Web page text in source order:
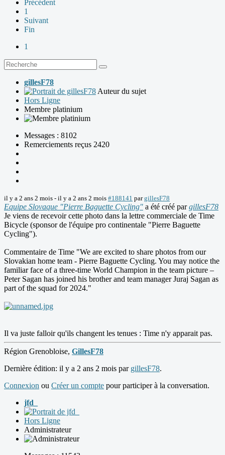
Précédent
1
Suivant
Fin
1
gillesF78
Auteur du sujet
Hors Ligne
Membre platinium
Messages : 8102
Remerciements reçus 2420
il y a 2 ans 2 mois - il y a 2 ans 2 mois #188141 pargillesF78
Equipe Slovaque "Pierre Baguette Cycling" a été créé pargillesF78
Je viens de recevoir cette photo dans la lettre commerciale de Time
Bicycle (sponsor de l'équipe pro continentale "Pierre Baguette
Cycling").
Commentaire de Time "We are excited to share photos from our
Slovakian home team - Pierre Baguette Cycling. You may notice the
familiar face of a three-time World Champion in the team picture –
Peter Sagan has joined his brother and team manager Juraj Sagan as
part of the squad for 2024."
Il va juste falloir qu'ils changent les tenues : Time n'y apparait pas.
Région Grenobloise, GillesF78
Dernière édition: il y a 2 ans 2 mois par gillesF78.
Connexion ou Créer un compte pour participer à la conversation.
jfd_
Hors Ligne
Administrateur